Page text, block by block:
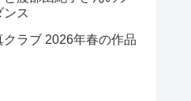
ンス
クラブ 2026年春の作品